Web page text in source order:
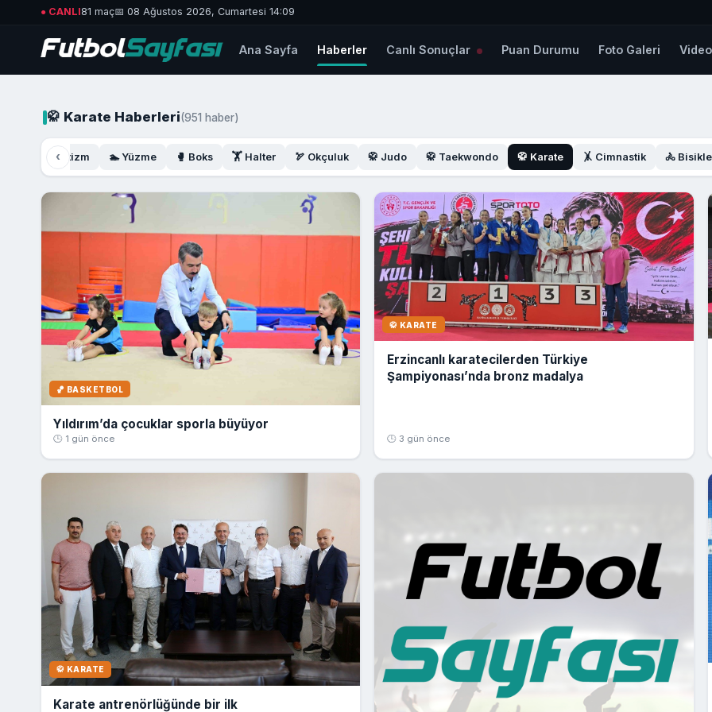
● CANLI81 maç📅 08 Ağustos 2026, Cumartesi 14:09
Ana Sayfa Haberler Canlı Sonuçlar Puan Durumu Foto Galeri Video
🥋 Karate Haberleri(951 haber)
‹
🏃 Atletizm 🏊 Yüzme 🥊 Boks 🏋️ Halter 🏹 Okçuluk 🥋 Judo 🥋 Taekwondo 🥋 Karate 🤸 Cimnastik 🚴
🏀 BASKETBOL
Yıldırım’da çocuklar sporla büyüyor
🕒 1 gün önce
🥋 KARATE
Erzincanlı karatecilerden Türkiye
Şampiyonası’nda bronz madalya
🕒 3 gün önce
🥋 KARATE
Karate antrenörlüğünde bir ilk